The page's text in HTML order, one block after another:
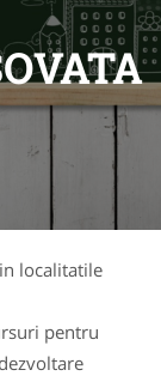
localitatile
pentru